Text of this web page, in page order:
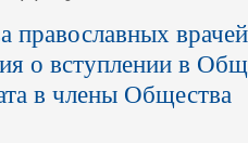
православных
о вступлении в
в члены Общества